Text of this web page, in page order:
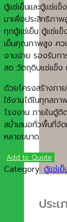
ประ
ตู้แช่เย็นและตู้แช่แ
มาเพื่อประสิทธิภา
ทุกตู้แช่เย็น ตู้แช่แ
เย็นคุณภาพสูง คว
งานง่าย รองรับก
สด วัตถุดิบแช่แข็ง
ด้วยโครงสร้างภา
ใช้งานได้ในทุกสภา
โรงงาน ภายในตู้ติ
สม่ำเสมอทั่วพื้นที่จั
หลายขนาด
Add to Quote
Category: ตู้แช่เ